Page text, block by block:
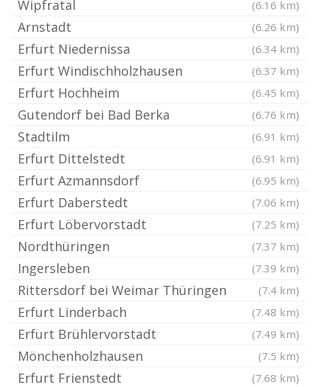
Wipfratal (6.16 km)
Arnstadt (6.26 km)
Erfurt Niedernissa (6.34 km)
Erfurt Windischholzhausen (6.37 km)
Erfurt Hochheim (6.45 km)
Gutendorf bei Bad Berka (6.76 km)
Stadtilm (6.91 km)
Erfurt Dittelstedt (6.91 km)
Erfurt Azmannsdorf (6.95 km)
Erfurt Daberstedt (7.06 km)
Erfurt Löbervorstadt (7.25 km)
Nordthüringen (7.37 km)
Ingersleben (7.39 km)
Rittersdorf bei Weimar Thüringen (7.4 km)
Erfurt Linderbach (7.48 km)
Erfurt Brühlervorstadt (7.49 km)
Mönchenholzhausen (7.5 km)
Erfurt Frienstedt (7.68 km)